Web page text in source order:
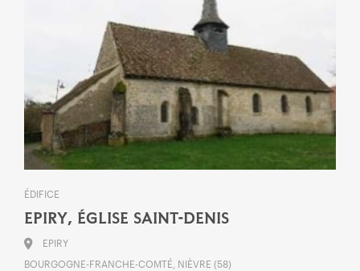
ÉDIFICE
EPIRY, ÉGLISE SAINT-DENIS
EPIRY
BOURGOGNE-FRANCHE-COMTÉ, NIÈVRE (58)